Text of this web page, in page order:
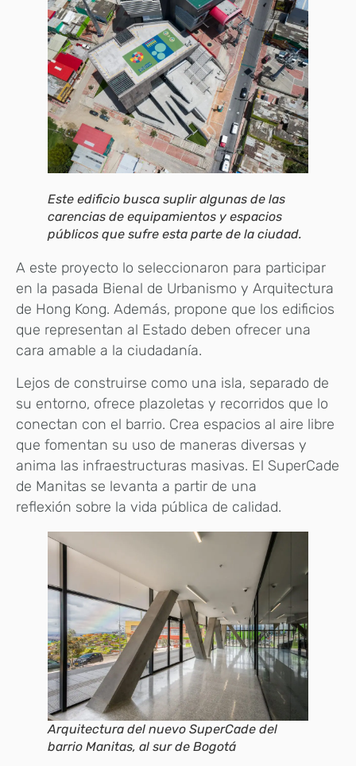
Este edificio busca suplir algunas de las
carencias de equipamientos y espacios
públicos que sufre esta parte de la ciudad.
A este proyecto lo seleccionaron para participar
en la pasada Bienal de Urbanismo y Arquitectura
de Hong Kong. Además, propone que los edificios
que representan al Estado deben ofrecer una
cara amable a la ciudadanía.
Lejos de construirse como una isla, separado de
su entorno, ofrece plazoletas y recorridos que lo
conectan con el barrio. Crea espacios al aire libre
que fomentan su uso de maneras diversas y
anima las infraestructuras masivas. El SuperCade
de Manitas se levanta a partir de una
reflexión sobre la vida pública de calidad.
Arquitectura del nuevo SuperCade del
barrio Manitas, al sur de Bogotá